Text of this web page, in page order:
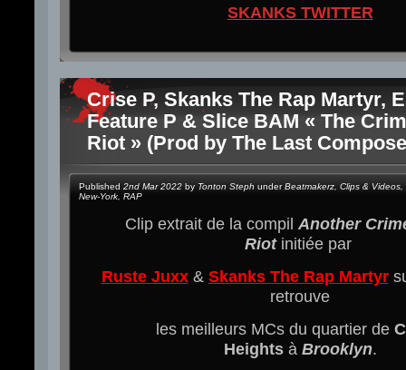
SKANKS TWITTER
Crise P, Skanks The Rap Martyr,
Feature P & Slice BAM « The
Riot » (Prod by The Last
Published 2nd Mar 2022 by Tonton Steph underBeatmakerz Clips & Videos
New-York RAP
Clip extrait de la compil Another
Riotinitiée par
Ruste Juxx& Skanks The Rap Martyr
retrouve
les meilleurs MCs du quartier de
Heightsà Brooklyn.